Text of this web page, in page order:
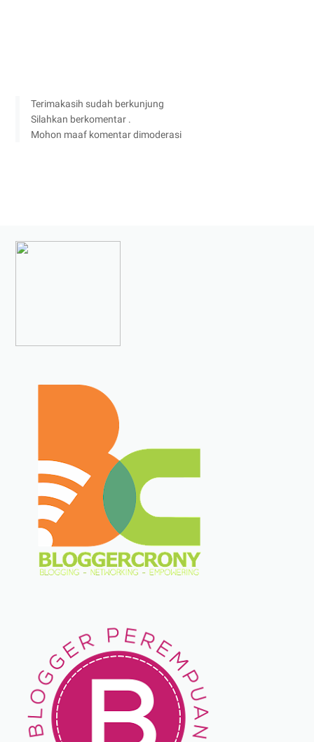
Terimakasih sudah berkunjung
Silahkan berkomentar .
Mohon maaf komentar dimoderasi